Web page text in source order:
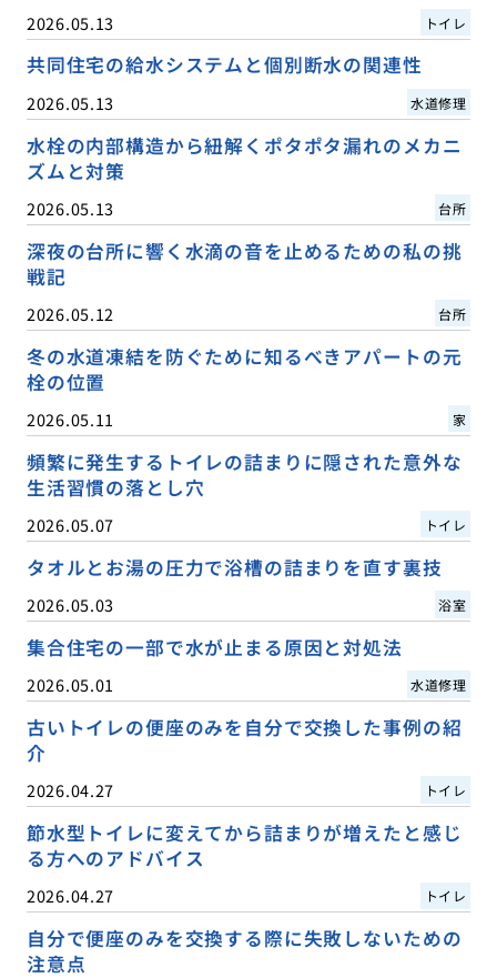
2026.05.13 トイレ
共同住宅の給水システムと個別断水の関連性
2026.05.13 水道修理
水栓の内部構造から紐解くポタポタ漏れのメカニ
ズムと対策
2026.05.13 台所
深夜の台所に響く水滴の音を止めるための私の挑
戦記
2026.05.12 台所
冬の水道凍結を防ぐために知るべきアパートの元
栓の位置
2026.05.11 家
頻繁に発生するトイレの詰まりに隠された意外な
生活習慣の落とし穴
2026.05.07 トイレ
タオルとお湯の圧力で浴槽の詰まりを直す裏技
2026.05.03 浴室
集合住宅の一部で水が止まる原因と対処法
2026.05.01 水道修理
古いトイレの便座のみを自分で交換した事例の紹
介
2026.04.27 トイレ
節水型トイレに変えてから詰まりが増えたと感じ
る方へのアドバイス
2026.04.27 トイレ
自分で便座のみを交換する際に失敗しないための
注意点